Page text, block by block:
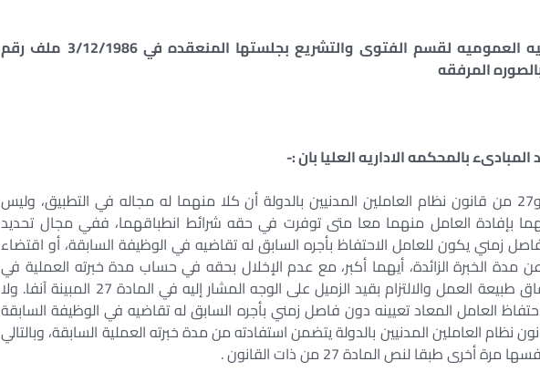
– وهو ما انتهت اليه الجمعيه العموميه لقسم الفتوى والتشريع بجلستها المنعقده في 3/12/1986 ملف رقم
بالمحكمه الاداريه العليا بان :-
إن البين من نصي المادتين 25 و27 من قانون نظام العاملين المدنيين بالدولة أن كلا منهما له مجاله في التطبيق، وليس
بإفادة العامل منهما معا متى توفرت في حقه شرائط انطباقهما، ففي مجال تحديد
زمني يكون للعامل الاحتفاظ بأجره السابق له تقاضيه في الوظيفة السابقة، أو اقتضاء
عن مدة الخبرة الزائدة، أيهما أكبر، مع عدم الإخلال بحقه في حساب مدة خبرته العملية في
أقدمية الدرجة، بمراعاة شرط اتفاق طبيعة العمل والالتزام بقيد الزميل على الوجه المشار إليه في المادة 27 المبينة آنفا. ولا
العامل المعاد تعيينه دون فاصل زمني بأجره السابق له تقاضيه في الوظيفة السابقة
المادة 25 من قانون نظام العاملين المدنيين بالدولة يتضمن استفادته من مدة خبرته العملية السابقة، وبالتالي
طبقا لنص المادة 27 من ذات القانون .